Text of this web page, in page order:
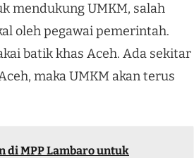
mendukung UMKM, salah
oleh pegawai pemerintah.
batik khas Aceh. Ada sekitar
maka UMKM akan terus
di MPP Lambaro untuk